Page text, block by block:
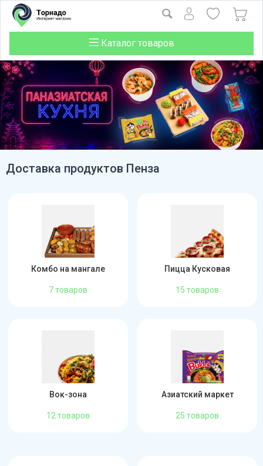
Каталог товаров
Доставка продуктов Пенза
Комбо на мангале
7 товаров
Пицца Кусковая
15 товаров
Вок-зона
12 товаров
Азиатский маркет
25 товаров